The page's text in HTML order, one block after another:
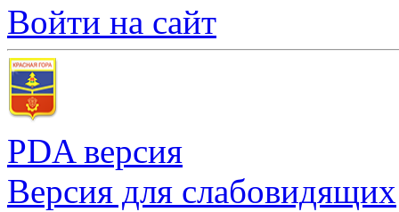
Войти на сайт
PDA версия
Версия для слабовидящих